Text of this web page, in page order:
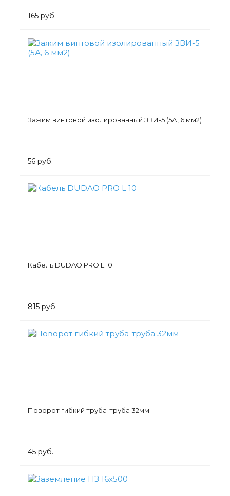
165 руб.
Зажим винтовой изолированный ЗВИ-5 (5А, 6 мм2)
56 руб.
Кабель DUDAO PRO L 10
815 руб.
Поворот гибкий труба-труба 32мм
45 руб.